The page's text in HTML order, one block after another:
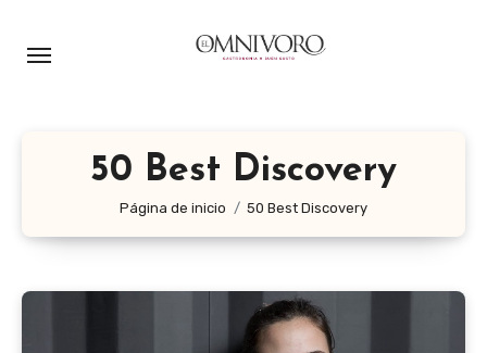
50 Best Discovery
Página de inicio 50 Best Discovery